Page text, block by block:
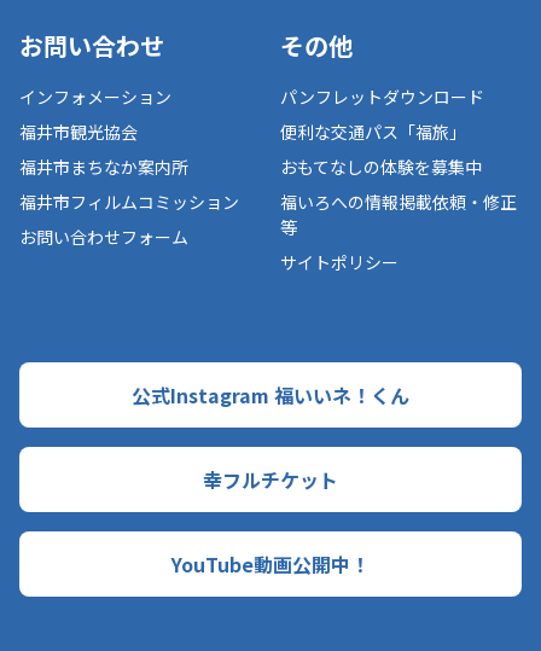
お問い合わせ
インフォメーション
福井市観光協会
福井市まちなか案内所
福井市フィルムコミッション
お問い合わせフォーム
その他
パンフレットダウンロード
便利な交通パス「福旅」
おもてなしの体験を募集中
福いろへの情報掲載依頼・修正
等
サイトポリシー
公式Instagram 福いいネ！くん
幸フルチケット
YouTube動画公開中！